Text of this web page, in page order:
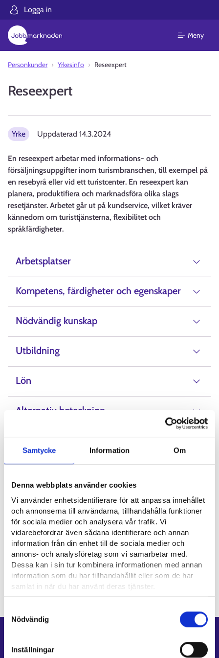
Samtycke Information Om
Denna webbplats använder cookies
Vi använder enhetsidentifierare för att anpassa innehållet
och annonserna till användarna, tillhandahålla funktioner
för sociala medier och analysera vår trafik. Vi
vidarebefordrar även sådana identifierare och annan
information från din enhet till de sociala medier och
annons- och analysföretag som vi samarbetar med.
Dessa kan i sin tur kombinera informationen med annan
information som du har tillhandahållit eller som de har
samlat in när du har använt deras tjänster.
Cookies
Nödvändig
Inställningar
Logga in
Meny
Personkunder Yrkesinfo Reseexpert
Reseexpert
Yrke Uppdaterad 14.3.2024
En reseexpert arbetar med informations- och
försäljningsuppgifter inom turismbranschen, till exempel på
en resebyrå eller vid ett turistcenter. En reseexpert kan
planera, produktifiera och marknadsföra olika slags
resetjänster. Arbetet går ut på kundservice, vilket kräver
kännedom om turisttjänsterna, flexibilitet och
språkfärdigheter.
Arbetsplatser
Kompetens, färdigheter och egenskaper
Nödvändig kunskap
Utbildning
Lön
Alternativ beteckning
Nyttiga länkar
Suomen matkatoimistoalan liitto ry SMAL⁠
Matkailu- ja Ravintolapalvelut MaRa ry⁠
Yrkesområde
Försäljning, marknadsföring och kommunikation
E-tjänster